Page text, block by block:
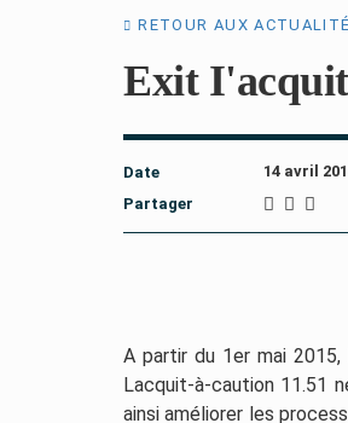
RETOUR AUX
Exit
Date
14 avril
Partager
A partir du 1er mai
Lacquit-à-caution 11.51
ainsi améliorer les